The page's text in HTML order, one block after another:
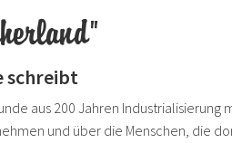
schreibt
aus 200 Jahren
und über die Menschen, die